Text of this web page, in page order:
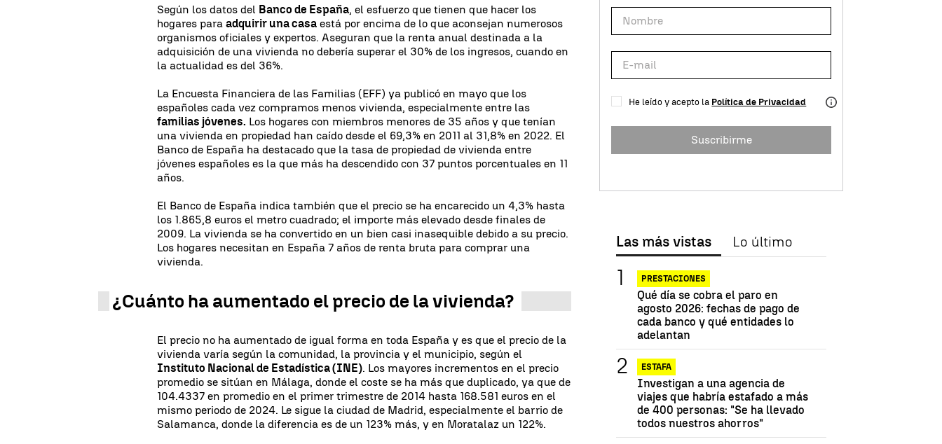
Según los datos del Banco de España, el esfuerzo que tienen que hacer los
hogares paraadquirir una casa está por encima de lo que aconsejan numerosos
organismos oficiales y expertos. Aseguran que la renta anual destinada a la
adquisición de una vivienda no debería superar el 30% de los ingresos, cuando en
la actualidad es del 36%.
La Encuesta Financiera de las Familias (EFF) ya publicó en mayo que los
españoles cada vez compramos menos vivienda, especialmente entre las
familias jóvenes. Los hogares con miembros menores de 35 años y que tenían
una vivienda en propiedad han caído desde el 69,3% en 2011 al 31,8% en 2022. El
Banco de España ha destacado que la tasa de propiedad de vivienda entre
jóvenes españoles es la que más ha descendido con 37 puntos porcentuales en 11
años.
El Banco de España indica también que el precio se ha encarecido un 4,3% hasta
los 1.865,8 euros el metro cuadrado; el importe más elevado desde finales de
2009. La vivienda se ha convertido en un bien casi inasequible debido a su precio.
Los hogares necesitan en España 7 años de renta bruta para comprar una
vivienda.
¿Cuánto ha aumentado el precio de la vivienda?
El precio no ha aumentado de igual forma en toda España y es que el precio de la
vivienda varía según la comunidad, la provincia y el municipio, según el
Instituto Nacional de Estadística (INE). Los mayores incrementos en el precio
promedio se sitúan en Málaga, donde el coste se ha más que duplicado, ya que de
104.4337 en promedio en el primer trimestre de 2014 hasta 168.581 euros en el
mismo periodo de 2024. Le sigue la ciudad de Madrid, especialmente el barrio de
Salamanca, donde la diferencia es de un 123% más, y en Moratalaz un 122%.
He leído y acepto la Política de Privacidad
Suscribirme
Las más vistas Lo último
PRESTACIONES
Qué día se cobra el paro en
agosto 2026: fechas de pago de
cada banco y qué entidades lo
adelantan
ESTAFA
Investigan a una agencia de
viajes que habría estafado a más
de 400 personas: "Se ha llevado
todos nuestros ahorros"